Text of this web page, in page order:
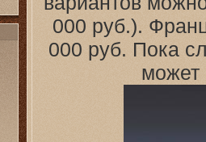
000 руб.).
000 руб. Пока
может